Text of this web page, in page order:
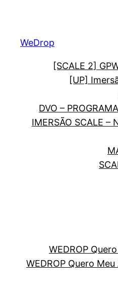
WeDrop
[SCALE 2]
[UP]
DVO –
IMERSÃO SCALE –
WEDROP
WEDROP Quero